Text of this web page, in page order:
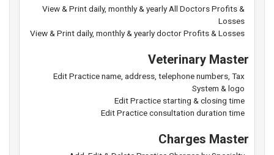
View & Print daily, monthly & yearly All Doctors Profits &
Losses
View & Print daily, monthly & yearly doctor Profits & Losses
Veterinary Master
Edit Practice name, address, telephone numbers, Tax
System & logo
Edit Practice starting & closing time
Edit Practice consultation duration time
Charges Master